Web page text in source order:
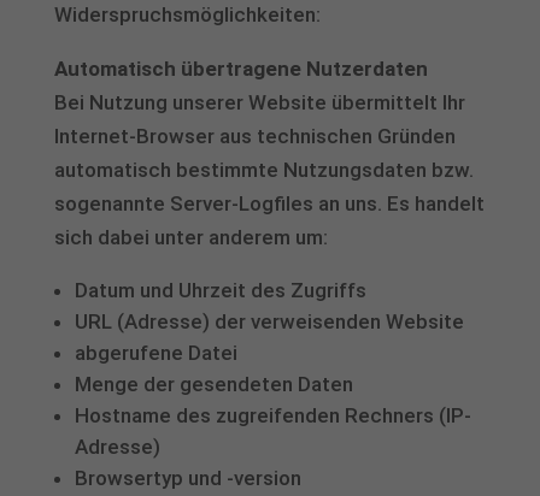
Widerspruchsmöglichkeiten:
Automatisch übertragene Nutzerdaten
Bei Nutzung unserer Website übermittelt Ihr
Internet-Browser aus technischen Gründen
automatisch bestimmte Nutzungsdaten bzw.
sogenannte Server-Logfiles an uns. Es handelt
sich dabei unter anderem um:
Datum und Uhrzeit des Zugriffs
URL (Adresse) der verweisenden Website
abgerufene Datei
Menge der gesendeten Daten
Hostname des zugreifenden Rechners (IP-
Adresse)
Browsertyp und -version
Funktionen und sind für die einwandfreie Funktion der Website
Cookie-Informationen anzeigen
Auswertung (5)
Benutzerfreundlichkeit dieser Website zu verbessern
Cookie-Informationen anzeigen
powered by Borlabs Cookie